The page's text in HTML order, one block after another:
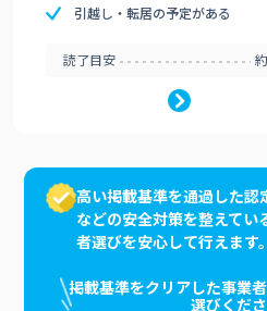
引越し・転居の予定がある
読了目安
高い掲載基準を通過した認
などの安全対策を整えてい
者選びを安心して行えます。
掲載基準をクリアした事業
選びくだ